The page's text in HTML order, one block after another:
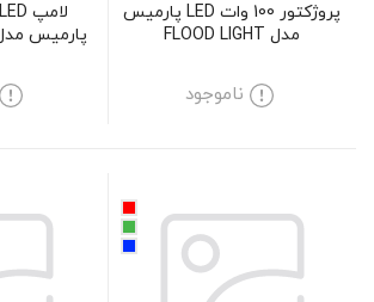
پروژکتور 100 وات LED پارمیس
مدل FLOOD LIGHT
ناموجود